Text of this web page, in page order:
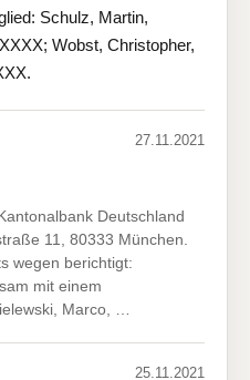
Schulz, Martin,
Wobst, Christopher,
27.11.2021
Deutschland
11, 80333 München.
wegen berichtigt:
mit einem
Marco, …
25.11.2021